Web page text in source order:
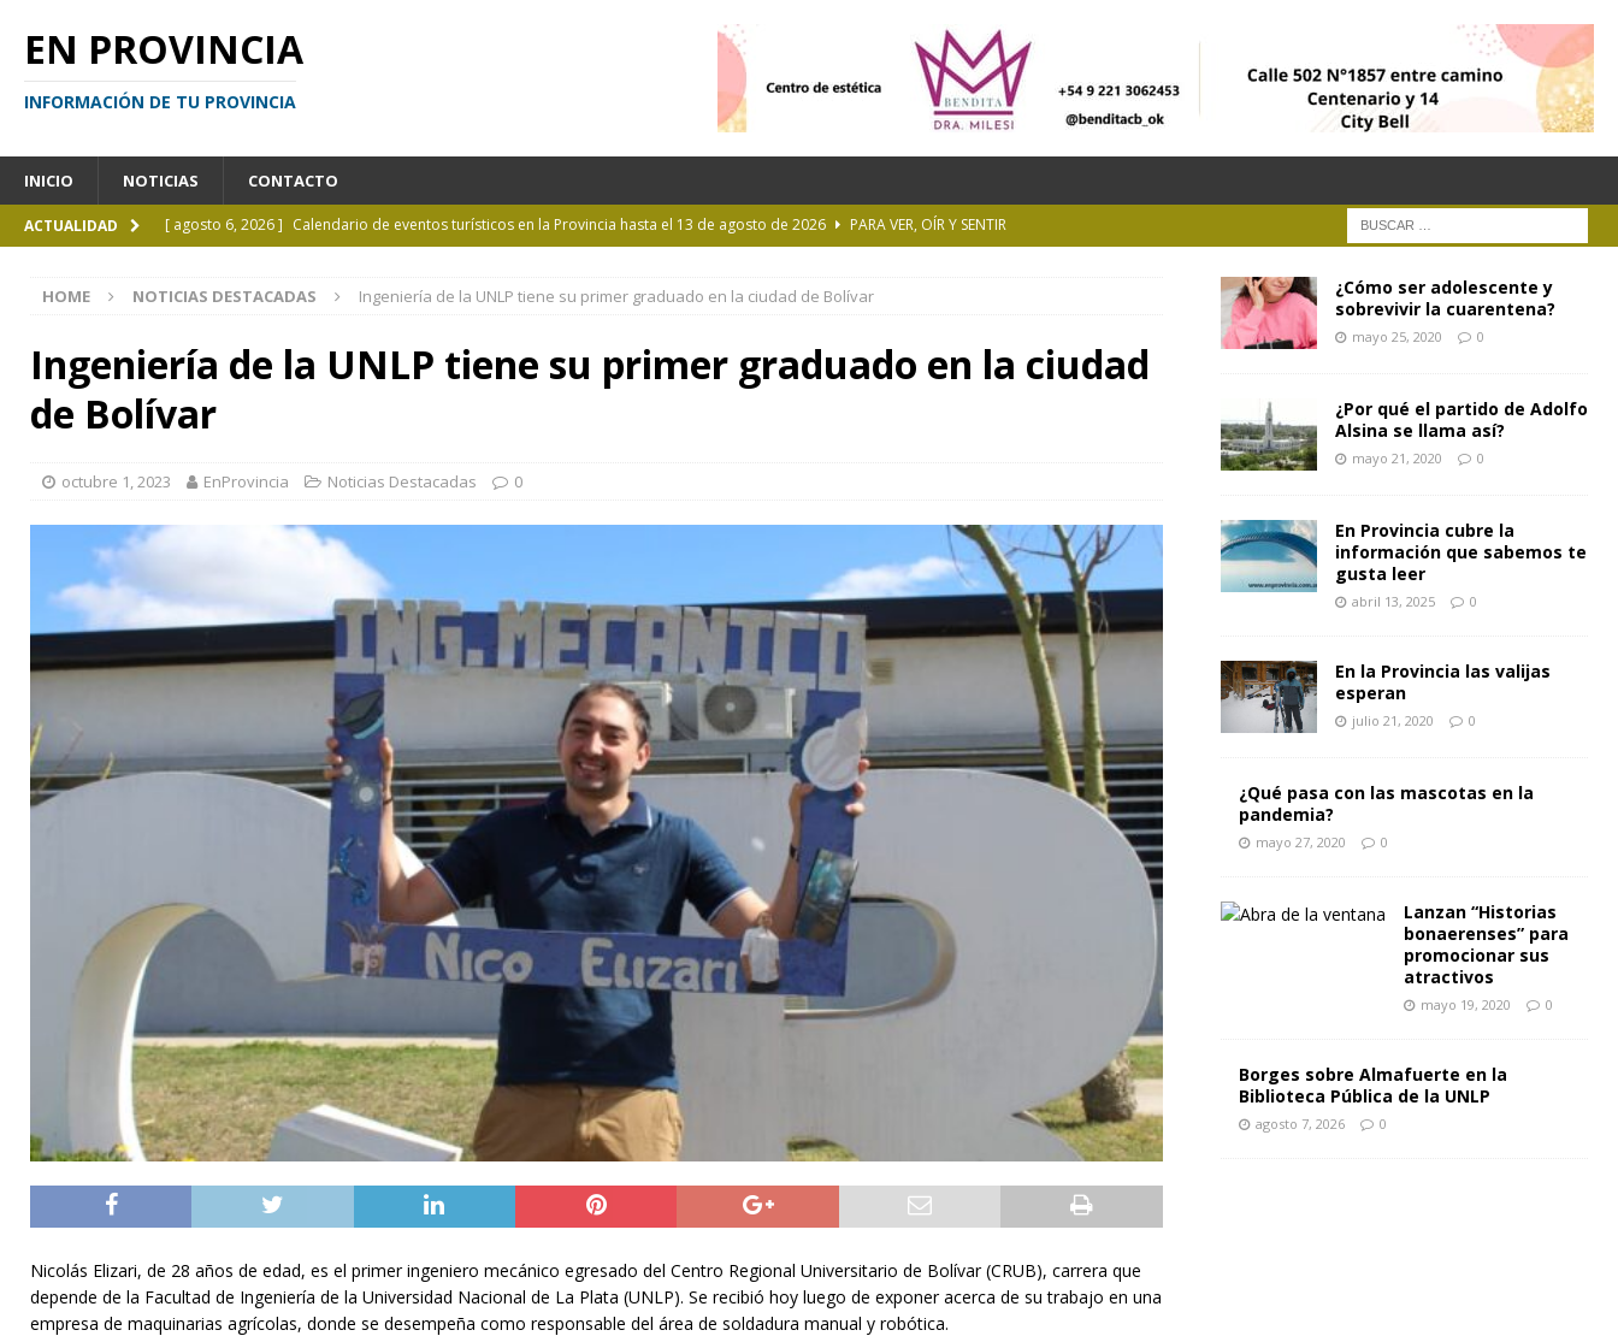
EN PROVINCIA
INFORMACIÓN DE TU PROVINCIA
INICIO NOTICIAS CONTACTO
ACTUALIDAD [ agosto 6, 2026 ] Calendario de eventos turísticos en la Provincia hasta el 13 de agosto de 2026
PARA VER, OÍR Y SENTIR
[ agosto 5, 2026 ] La mujer que sobrevivió tras ser arrastrada por una tormenta a casi 10 mil metros de altura
CURIOSIDADES
Kicillof inauguró un nuevo SUM en Longchamps y entregó escrituras en Almirante Brown
[ agosto 7, 2026 ]
HOME NOTICIAS DESTACADAS Ingeniería de la UNLP tiene su primer graduado en la ciudad de Bolívar
Ingeniería de la UNLP tiene su primer graduado en la ciudad
de Bolívar
octubre 1, 2023 EnProvincia Noticias Destacadas 0
Nicolás Elizari, de 28 años de edad, es el primer ingeniero mecánico egresado del Centro Regional Universitario de Bolívar (CRUB), carrera que
depende de la Facultad de Ingeniería de la Universidad Nacional de La Plata (UNLP). Se recibió hoy luego de exponer acerca de su trabajo en una
empresa de maquinarias agrícolas, donde se desempeña como responsable del área de soldadura manual y robótica.
¿Cómo ser adolescente y
sobrevivir la cuarentena?
mayo 25, 2020 0
¿Por qué el partido de Adolfo
Alsina se llama así?
mayo 21, 2020 0
En Provincia cubre la
información que sabemos te
gusta leer
abril 13, 2025 0
En la Provincia las valijas
esperan
julio 21, 2020 0
¿Qué pasa con las mascotas en la
pandemia?
mayo 27, 2020 0
Lanzan “Historias
bonaerenses” para
promocionar sus
atractivos
mayo 19, 2020 0
Borges sobre Almafuerte en la
Biblioteca Pública de la UNLP
agosto 7, 2026 0